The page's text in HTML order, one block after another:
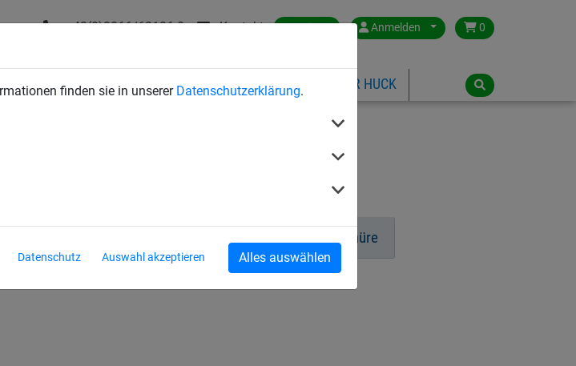
finden sie in unserer Datenschutzerklärung.
Datenschutz Auswahl akzeptieren Alles auswählen
+43(0)2266/62126-0 Kontakt Austria Anmelden 0
SPORTNETZE SEILSPIELGERÄTE ÜBER HUCK
Gynastikschnüre